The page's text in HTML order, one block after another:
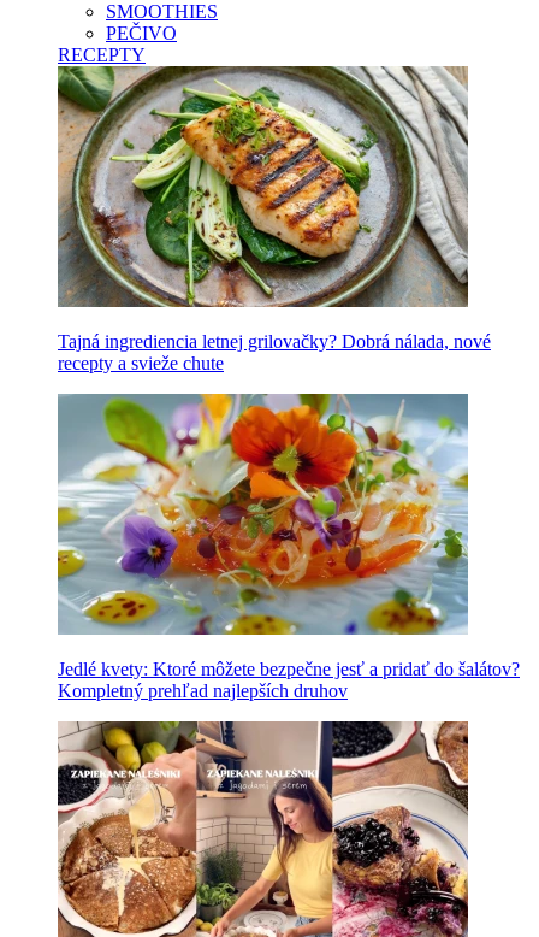
SMOOTHIES
PEČIVO
RECEPTY
Tajná ingrediencia letnej grilovačky? Dobrá nálada, nové
recepty a svieže chute
Jedlé kvety: Ktoré môžete bezpečne jesť a pridať do šalátov?
Kompletný prehľad najlepších druhov